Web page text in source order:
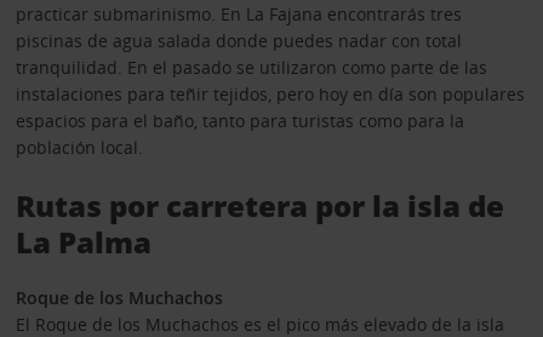
practicar submarinismo. En La Fajana encontrarás tres
piscinas de agua salada donde puedes nadar con total
tranquilidad. En el pasado se utilizaron como parte de las
instalaciones para teñir tejidos, pero hoy en día son populares
espacios para el baño, tanto para turistas como para la
población local.
Rutas por carretera por la isla de
La Palma
Roque de los Muchachos
El Roque de los Muchachos es el pico más elevado de la isla